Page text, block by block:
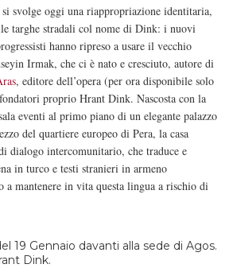
svolge oggi una riappropriazione identitaria,
targhe stradali col nome di Dink: i nuovi
hanno ripreso a usare il vecchio
Irmak, che ci è nato e cresciuto, autore di
, editore dell’opera (per ora disponibile solo
proprio Hrant Dink. Nascosta con la
eventi al primo piano di un elegante palazzo
del quartiere europeo di Pera, la casa
dialogo intercomunitario, che traduce e
in turco e testi stranieri in armeno
a mantenere in vita questa lingua a rischio di
19 Gennaio davanti alla sede di Agos.
Dink.